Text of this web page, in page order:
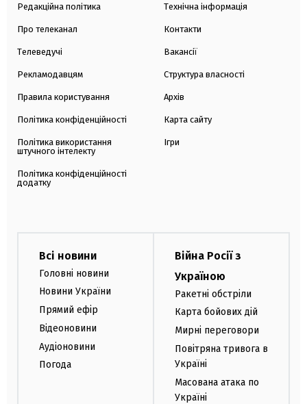
Редакційна політика
Про телеканал
Телеведучі
Рекламодавцям
Правила користування
Політика конфіденційності
Політика використання
штучного інтелекту
Політика конфіденційності
додатку
Технічна інформація
Контакти
Вакансії
Структура власності
Архів
Карта сайту
Ігри
Всі новини
Головні новини
Новини України
Прямий ефір
Відеоновини
Аудіоновини
Погода
Війна Росії з
Україною
Ракетні обстріли
Карта бойових дій
Мирні переговори
Повітряна тривога в
Україні
Масована атака по
Україні